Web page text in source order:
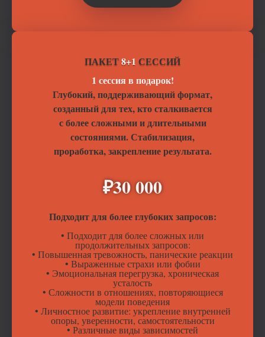
ПАКЕТ8+1 СЕССИЙ
1 сессия в подарок!
Глубокий, поддерживающий формат,
созданный для тех, кто сталкивается
с более сложными и длительными
состояниями. Стабилизация,
проработка, закрепление результата.
₽30 000
Подходит для более глубоких запросов:
• Подходит для более сложных или
продолжительных запросов:
• Повышенная тревожность, панические реакции
• Выраженные страхи или фобии
• Эмоциональная перегрузка, хроническая
усталость
• Сложности в отношениях, повторяющиеся
модели поведения
• Личностное развитие: укрепление внутренней
опоры, уверенности, самостоятельности
• Различные виды зависимостей